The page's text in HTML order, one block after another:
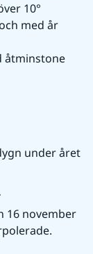
10°
med år
åtminstone
under året
16 november